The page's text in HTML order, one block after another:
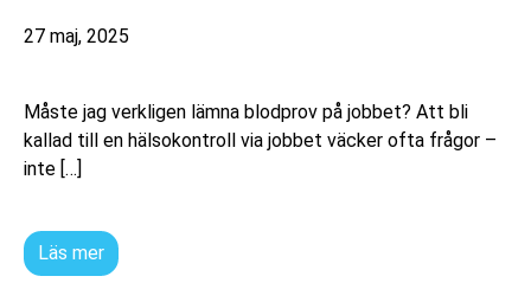
27 maj, 2025
Måste jag verkligen lämna blodprov på jobbet? Att bli
kallad till en hälsokontroll via jobbet väcker ofta frågor –
inte […]
Läs mer